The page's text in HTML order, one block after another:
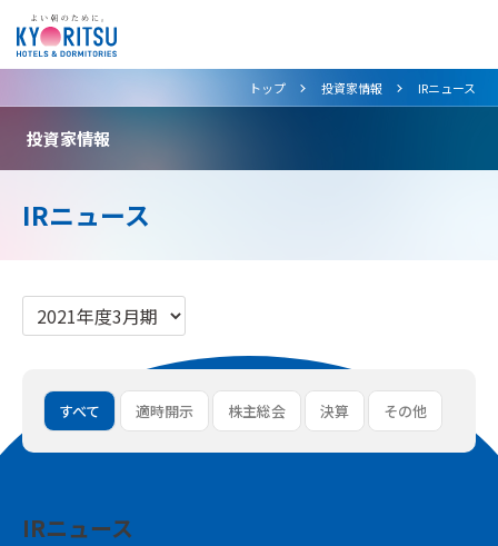
トップ >
投資家情報 >
IRニュース
投資家情報
IRニュース
すべて 適時開示 株主総会 決算 その他
IRニュース